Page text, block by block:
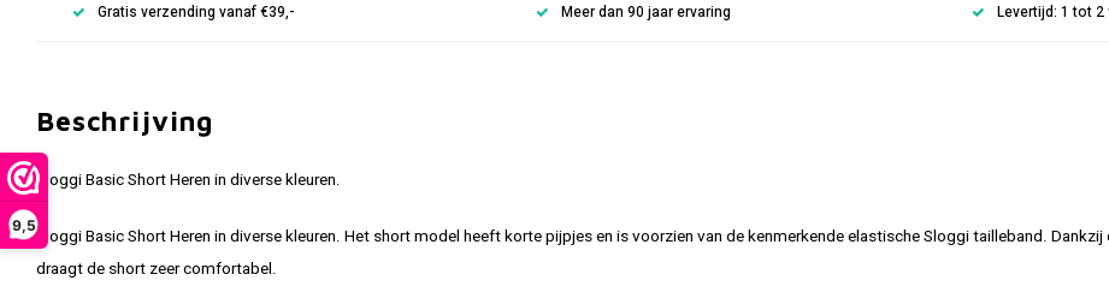
9,5
Gratis verzending vanaf €39,- Meer dan 90 jaar ervaring Levertijd: 1 tot 2
Beschrijving
Sloggi Basic Short Heren in diverse kleuren.
Sloggi Basic Short Heren in diverse kleuren. Het short model heeft korte pijpjes en is voorzien van de kenmerkende elastische Sloggi tailleband.
draagt de short zeer comfortabel.